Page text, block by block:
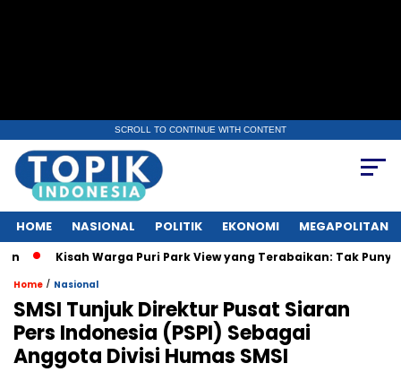
SCROLL TO CONTINUE WITH CONTENT
HOME NASIONAL POLITIK EKONOMI MEGAPOLITAN
Warga Puri Park View yang Terabaikan: Tak Punya AJB,
Home / Nasional
SMSI Tunjuk Direktur Pusat Siaran
Pers Indonesia (PSPI) Sebagai
Anggota Divisi Humas SMSI